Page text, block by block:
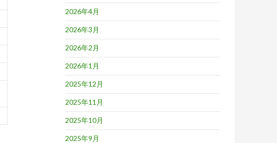
2026年4月
2026年3月
2026年2月
2026年1月
2025年12月
2025年11月
2025年10月
2025年9月